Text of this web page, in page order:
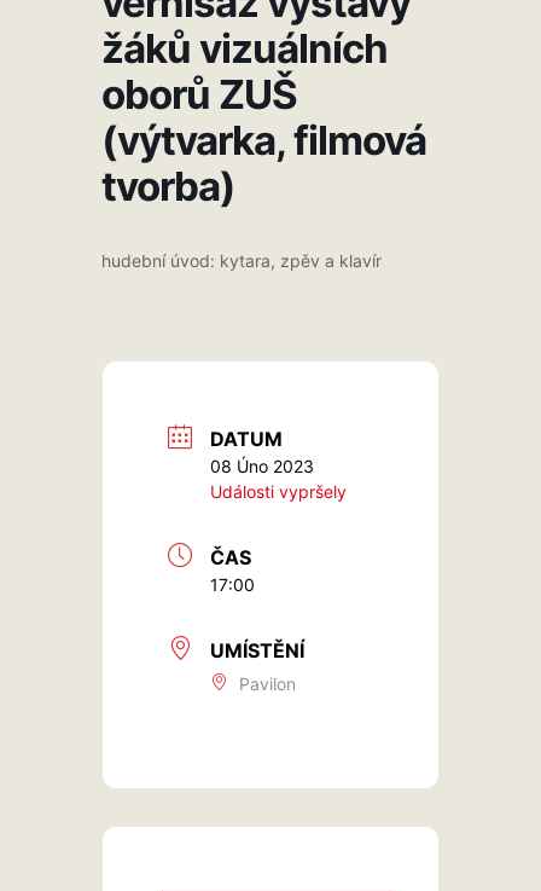
žáků vizuálních
oborů ZUŠ
(výtvarka, filmová
tvorba)
hudební úvod: kytara, zpěv a klavír
DATUM
08 Úno 2023
Události vypršely
ČAS
17:00
UMÍSTĚNÍ
Pavilon